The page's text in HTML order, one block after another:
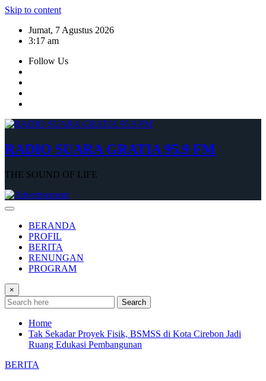
Skip to content
Jumat, 7 Agustus 2026
3:17 am
Follow Us
RADIO SUARA GRATIA 95.9 FM
THE SOUND OF LIFE
BERANDA
PROFIL
BERITA
RENUNGAN
PROGRAM
×
Search
Home
Tak Sekadar Proyek Fisik, BSMSS di Kota Cirebon Jadi
Ruang Edukasi Pembangunan
BERITA